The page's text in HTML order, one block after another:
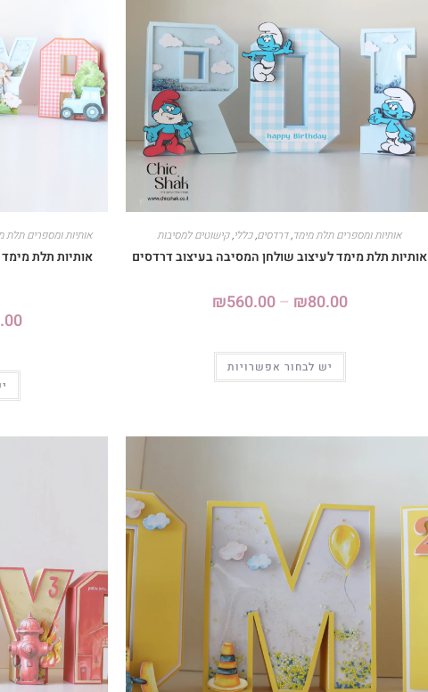
אותיות ומספרים תלת מימד,דרדסים,כללי,קישוטים למסיבות
אותיות תלת מימד לעיצוב שולחן המסיבה בעיצוב דרדסים
₪80.00
–
₪560.00
יש לבחור אפשרויות
אותיות ומספרים תלת
אותיות תלת